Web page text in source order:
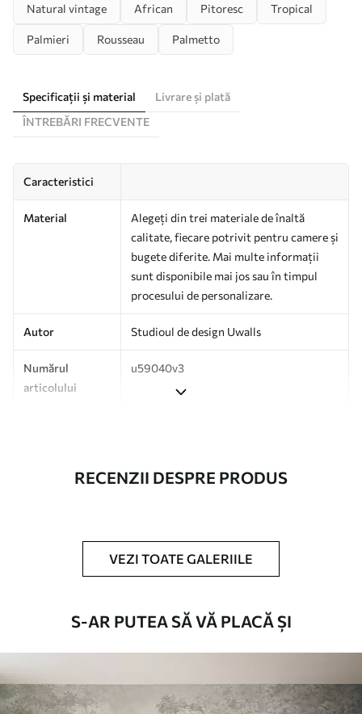
Natural vintage African Pitoresc Tropical
Palmieri Rousseau Palmetto
Specificații și material
Livrare și plată
ÎNTREBĂRI FRECVENTE
Caracteristici
Material
Alegeți din trei materiale de înaltă
calitate, fiecare potrivit pentru camere și
bugete diferite. Mai multe informații
sunt disponibile mai jos sau în timpul
procesului de personalizare.
Autor Studioul de design Uwalls
Numărul
articolului
u59040v3
Suplimentar
Disponibil cu strat de lac și/sau adeziv
Fototapetul cu strat de lac poate fi
curățat cu apă.
Aplicare fără cusături
Materiale disponibile
RECENZII DESPRE PRODUS
VEZI TOATE GALERIILE
S-AR PUTEA SĂ VĂ PLACĂ ȘI